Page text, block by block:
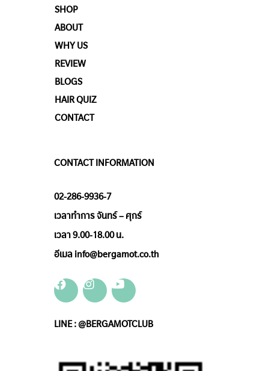
SHOP
ABOUT
WHY US
REVIEW
BLOGS
HAIR QUIZ
CONTACT
CONTACT INFORMATION
02-286-9936-7
เวลาทำการ จันทร์ – ศุกร์
เวลา 9.00-18.00 น.
อีเมล info@bergamot.co.th
LINE : @BERGAMOTCLUB